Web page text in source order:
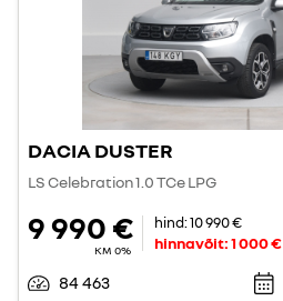
DACIA DUSTER
LS Celebration 1.0 TCe LPG
9 990 €
KM 0%
hind:10 990 €
hinnavõit:1 000 €
84 463